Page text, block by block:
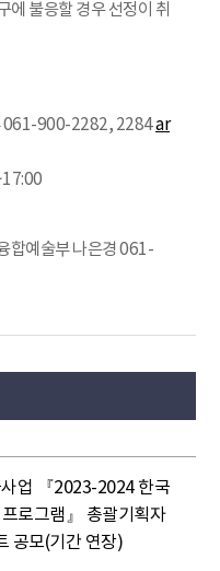
에 불응할 경우 선정이 취
061-900-2282, 2284ar
합예술부 나은경 061-
업 『2023-2024 한국
로그램』 총괄기획자
공모(기간 연장)